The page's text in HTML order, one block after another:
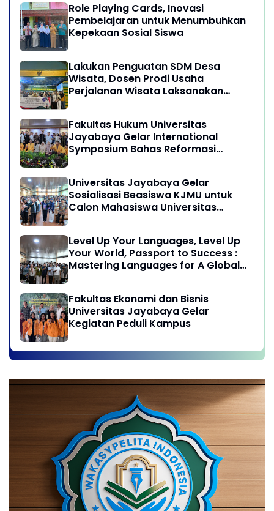
Role Playing Cards, Inovasi
Pembelajaran untuk Menumbuhkan
Kepekaan Sosial Siswa
Lakukan Penguatan SDM Desa
Wisata, Dosen Prodi Usaha
Perjalanan Wisata Laksanakan
Sukamandi Masagi - Kabupaten
Subang, Jawa Barat
Fakultas Hukum Universitas
Jayabaya Gelar International
Symposium Bahas Reformasi
Universitas Jayabaya Gelar
Sosialisasi Beasiswa KJMU untuk
Calon Mahasiswa Universitas
Level Up Your Languages, Level Up
Your World, Passport to Success :
Mastering Languages for A Global
Fakultas Ekonomi dan Bisnis
Universitas Jayabaya Gelar
Kegiatan Peduli Kampus